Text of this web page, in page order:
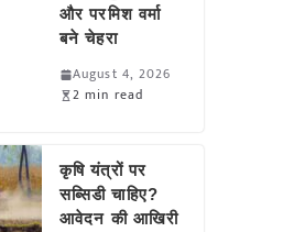
और परमिश वर्मा
बने चेहरा
August 4, 2026
2 min read
कृषि यंत्रों पर
सब्सिडी चाहिए?
आवेदन की आखिरी